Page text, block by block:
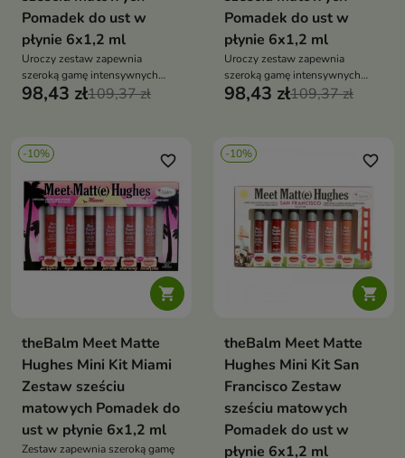
Pomadek do ust w
płynie 6x1,2 ml
Uroczy zestaw zapewnia
szeroką gamę intensywnych
matowych odcieni
98,43 zł109,37 zł
Pomadek do ust w
płynie 6x1,2 ml
Uroczy zestaw zapewnia
szeroką gamę intensywnych
matowych odcieni
98,43 zł109,37 zł
-10%

favorite_border
theBalm Meet Matte
Hughes Mini Kit Miami
Zestaw sześciu
matowych Pomadek do
ust w płynie 6x1,2 ml
Zestaw zapewnia szeroką gamę
-10%

favorite_border
theBalm Meet Matte
Hughes Mini Kit San
Francisco Zestaw
sześciu matowych
Pomadek do ust w
płynie 6x1,2 ml